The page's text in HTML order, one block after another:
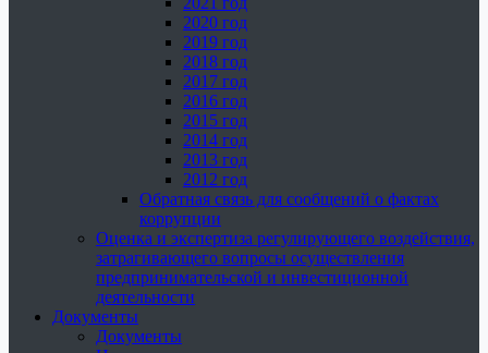
2020 год
2019 год
2018 год
2017 год
2016 год
2015 год
2014 год
2013 год
2012 год
Обратная связь для сообщений о фактах
коррупции
Оценка и экспертиза регулирующего воздействия,
затрагивающего вопросы осуществления
предпринимательской и инвестиционной
деятельности
Документы
Документы